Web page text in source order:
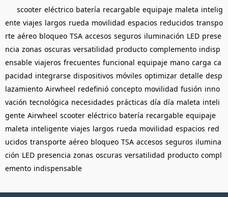
scooter eléctrico batería recargable equipaje maleta intelig
ente viajes largos rueda movilidad espacios reducidos transpo
rte aéreo bloqueo TSA accesos seguros iluminación LED prese
ncia zonas oscuras versatilidad producto complemento indisp
ensable viajeros frecuentes funcional equipaje mano carga ca
pacidad integrarse dispositivos móviles optimizar detalle desp
lazamiento Airwheel redefinió concepto movilidad fusión inno
vación tecnológica necesidades prácticas día día maleta inteli
gente Airwheel scooter eléctrico batería recargable equipaje
maleta inteligente viajes largos rueda movilidad espacios red
ucidos transporte aéreo bloqueo TSA accesos seguros ilumina
ción LED presencia zonas oscuras versatilidad producto compl
emento indispensable